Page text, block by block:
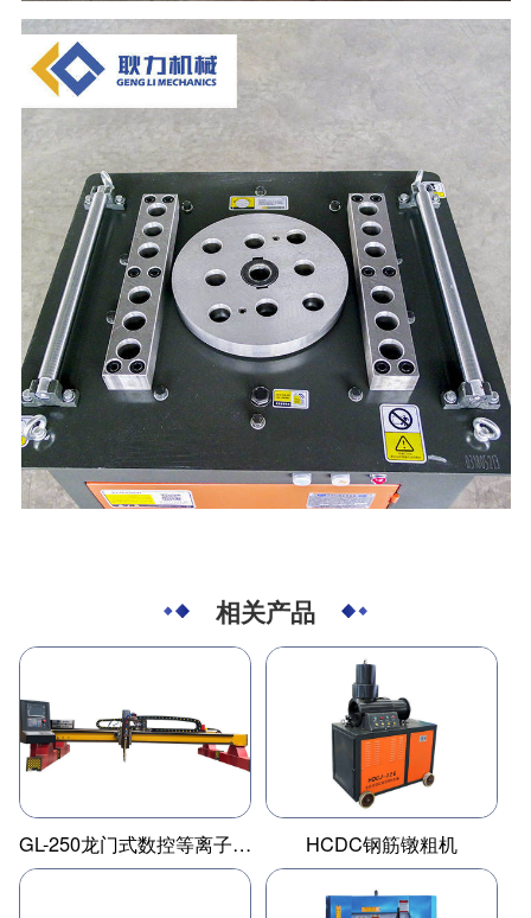
相关产品
GL-250龙门式数控等离子切割机 HCDC钢筋镦粗机